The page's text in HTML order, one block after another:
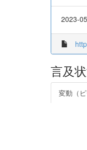
2023-
言及
変動（ピ